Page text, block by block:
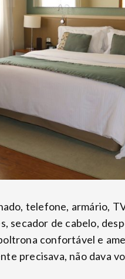
telefone, armário,
secador de cabelo,
confortável e
precisava, não dava